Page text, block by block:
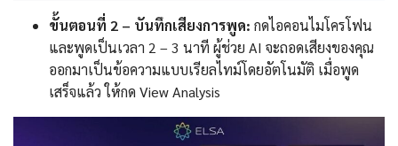
ขั้นตอนที่ 2 – บันทึกเสียงการพูด: กดไอคอนไมโครโฟน
และพูดเป็นเวลา 2 – 3 นาที ผู้ช่วย AI จะถอดเสียงของคุณ
ออกมาเป็นข้อความแบบเรียลไทม์โดยอัตโนมัติ เมื่อพูด
เสร็จแล้ว ให้กด View Analysis